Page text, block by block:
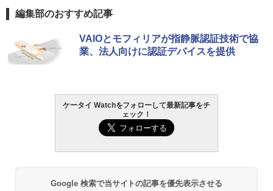
編集部のおすすめ記事
VAIOとモフィリアが指静脈認証技術で協
業、法人向けに認証デバイスを提供
ケータイ Watchをフォローして最新記事をチ
ェック！
Google 検索で当サイトの記事を優先表示させる